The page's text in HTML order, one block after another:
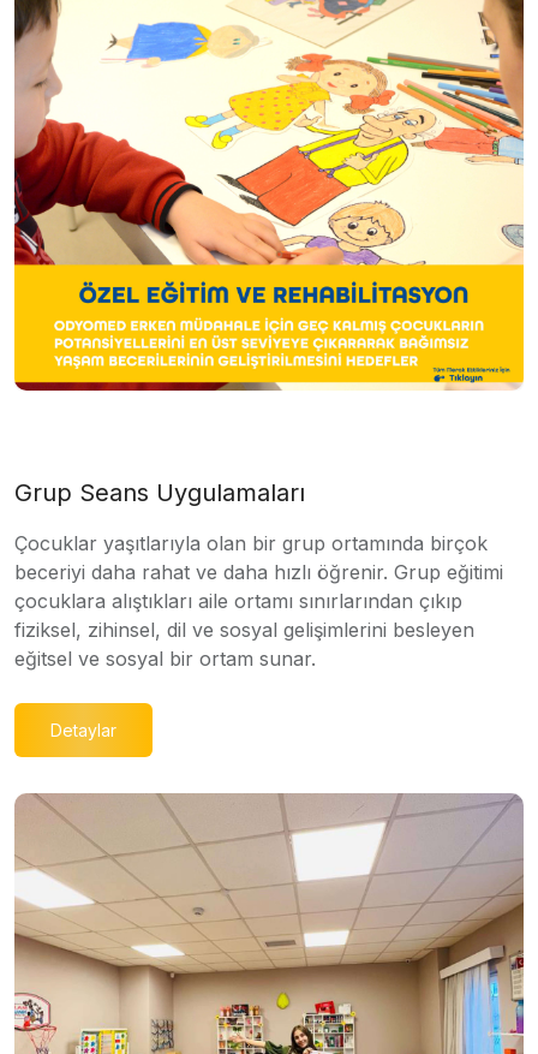
Grup Seans Uygulamaları
Çocuklar yaşıtlarıyla olan bir grup ortamında birçok
beceriyi daha rahat ve daha hızlı öğrenir. Grup eğitimi
çocuklara alıştıkları aile ortamı sınırlarından çıkıp
fiziksel, zihinsel, dil ve sosyal gelişimlerini besleyen
eğitsel ve sosyal bir ortam sunar.
Detaylar